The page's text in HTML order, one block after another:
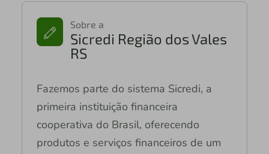
Sobre a
Sicredi Região dos Vales
RS
Fazemos parte do sistema Sicredi, a
primeira instituição financeira
cooperativa do Brasil, oferecendo
produtos e serviços financeiros de um